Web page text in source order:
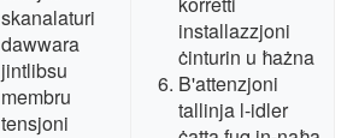
skanalaturi
dawwara
jintlibsu
membru
tensjoni
installazzjoni
ċinturin u ħażna
B'attenzjoni
tallinja l-idler